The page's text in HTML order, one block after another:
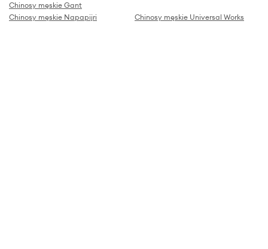
Chinosy męskie Gant
Chinosy męskie Napapijri
Chinosy męskie Universal Works